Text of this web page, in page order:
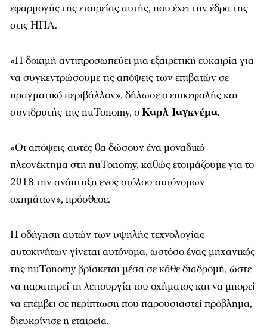
εφαρμογής της εταιρείας αυτής, που έχει την έδρα της
στις ΗΠΑ.
«Η δοκιμή αντιπροσωπεύει μια εξαιρετική ευκαιρία για
να συγκεντρώσουμε τις απόψεις των επιβατών σε
πραγματικό περιβάλλον», δήλωσε ο επικεφαλής και
συνιδρυτής της nuTonomy, οΚαρλ Ιαγκνέμα.
«Οι απόψεις αυτές θα δώσουν ένα μοναδικό
πλεονέκτημα στη nuTonomy, καθώς ετοιμάζουμε για το
2018 την ανάπτυξη ενος στόλου αυτόνομων
οχημάτων», πρόσθεσε.
Η οδήγηση αυτών των υψηλής τεχνολογίας
αυτοκινήτων γίνεται αυτόνομα, ωστόσο ένας μηχανικός
της nuTonomy βρίσκεται μέσα σε κάθε διαδρομή, ώστε
να παρατηρεί τη λειτουργία του οχήματος και να μπορεί
να επέμβει σε περίπτωση που παρουσιαστεί πρόβλημα,
διευκρίνισε η εταιρεία.